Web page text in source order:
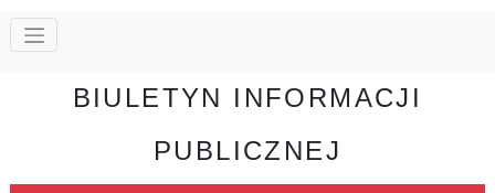
BIULETYN INFORMACJI
PUBLICZNEJ